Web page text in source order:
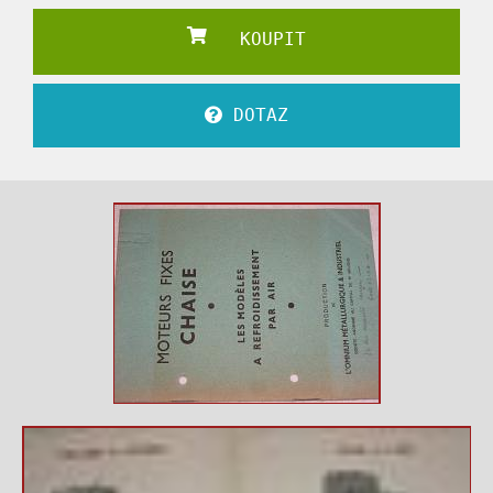
KOUPIT
DOTAZ